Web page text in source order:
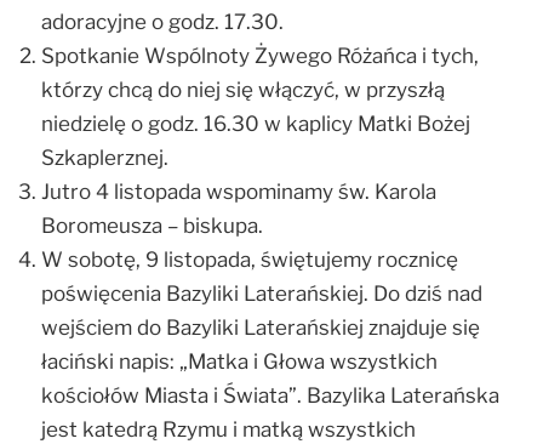
adoracyjne o godz. 17.30.
Spotkanie Wspólnoty Żywego Różańca i tych,
którzy chcą do niej się włączyć, w przyszłą
niedzielę o godz. 16.30 w kaplicy Matki Bożej
Szkaplerznej.
Jutro 4 listopada wspominamy św. Karola
Boromeusza – biskupa.
W sobotę, 9 listopada, świętujemy rocznicę
poświęcenia Bazyliki Laterańskiej. Do dziś nad
wejściem do Bazyliki Laterańskiej znajduje się
łaciński napis: „Matka i Głowa wszystkich
kościołów Miasta i Świata”. Bazylika Laterańska
jest katedrą Rzymu i matką wszystkich